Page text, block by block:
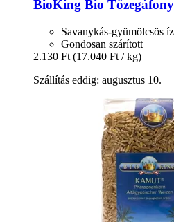
BioKing Bio
Savanykás-gyümölcsös íz
Gondosan szárított
2.130 Ft (17.040 Ft / kg)
Szállítás eddig: augusztus 10.